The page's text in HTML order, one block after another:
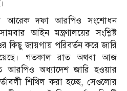
আরেক দফা আরপিও সংশোধন
আইন মন্ত্রণালয়ের সংশ্লিষ্ট
কিছু জায়গায় পরিবর্তন করে জারি
গতকাল রাত অথবা আজ
আরপিও অধ্যাদেশ জারি হওয়ার
শিথিল করা হচ্ছে, সেগুলোর